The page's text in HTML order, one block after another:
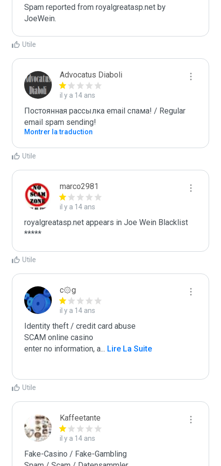
Spam reported from royalgreatasp.net by
JoeWein.
Utile
Advocatus Diaboli
il y a 14 ans
Постоянная рассылка email спама! / Regular
email spam sending!
Montrer la traduction
Utile
marco2981
il y a 14 ans
royalgreatasp.net appears in Joe Wein Blacklist
*****
Utile
c۞g
il y a 14 ans
Identity theft / credit card abuse
SCAM online casino
enter no information, a... Lire La Suite
Utile
Kaffeetante
il y a 14 ans
Fake-Casino / Fake-Gambling